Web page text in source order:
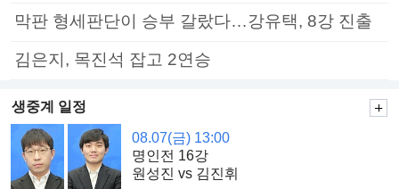
막판 형세판단이 승부 갈랐다…강유택, 8강 진출
김은지, 목진석 잡고 2연승
생중계 일정
08.07(금) 13:00
명인전 16강
원성진 vs 김진휘